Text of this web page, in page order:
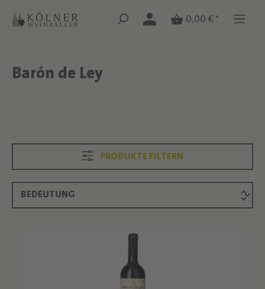
Zum Hauptinhalt springen
Zum Hauptinhalt springen
0,00 € *
Text überspringen
Barón de Ley
Text überspringen
PRODUKTE FILTERN
Produktliste überspringen